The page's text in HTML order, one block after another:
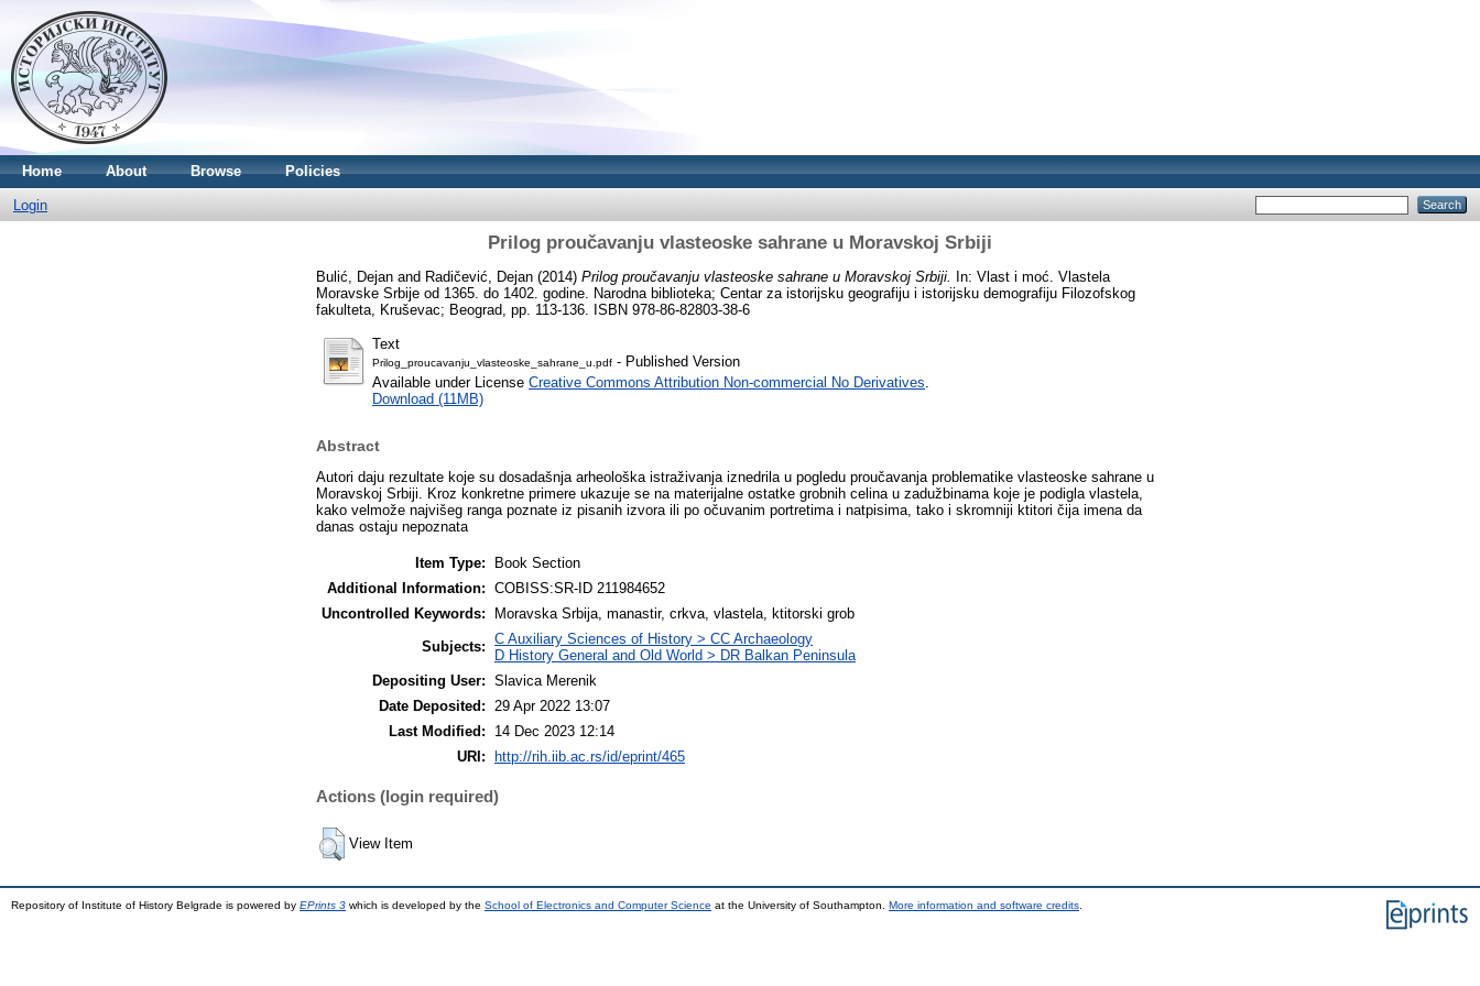
Home About Browse Policies
Login
Prilog proučavanju vlasteoske sahrane u Moravskoj Srbiji
Bulić, Dejan and Radičević, Dejan (2014) Prilog proučavanju vlasteoske sahrane u Moravskoj Srbiji.
In: Vlast i moć. Vlastela
Moravske Srbije od 1365. do 1402. godine. Narodna biblioteka; Centar za istorijsku geografiju i istorijsku demografiju Filozofskog
fakulteta, Kruševac; Beograd, pp. 113-136. ISBN 978-86-82803-38-6
Text
Prilog_proucavanju_vlasteoske_sahrane_u.pdf - Published Version
Available under License Creative Commons Attribution Non-commercial No Derivatives
Download (11MB)
Abstract
Autori daju rezultate koje su dosadašnja arheološka istraživanja iznedrila u pogledu proučavanja problematike vlasteoske sahrane u
Moravskoj Srbiji. Kroz konkretne primere ukazuje se na materijalne ostatke grobnih celina u zadužbinama koje je podigla vlastela,
kako velmože najvišeg ranga poznate iz pisanih izvora ili po očuvanim portretima i natpisima, tako i skromniji ktitori čija imena da
danas ostaju nepoznata
Item Type:
Book Section
Additional Information: COBISS:SR-ID 211984652
Uncontrolled Keywords:
Moravska Srbija, manastir, crkva, vlastela, ktitorski grob
Subjects: C Auxiliary Sciences of History > CC Archaeology
D History General and Old World > DR Balkan Peninsula
Depositing User: Slavica Merenik
Date Deposited:
29 Apr 2022 13:07
Last Modified:
14 Dec 2023 12:14
URI:
http://rih.iib.ac.rs/id/eprint/465
Actions (login required)
View Item
Repository of Institute of History Belgrade is powered by EPrints 3 which is developed by the School of Electronics and Computer Science at the University of Southampton. More information and software credits